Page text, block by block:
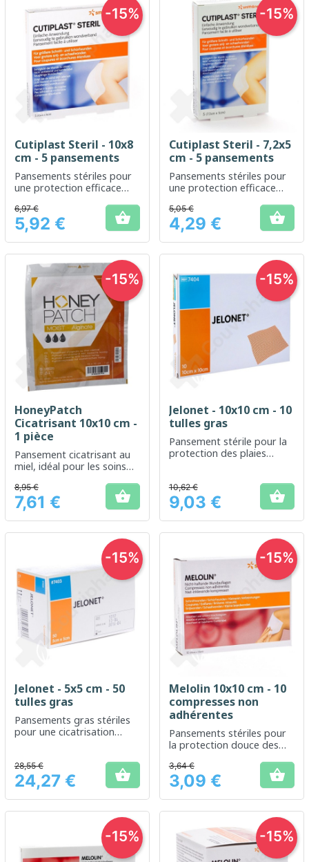
Cutiplast Steril - 10x8
cm - 5 pansements
Pansements stériles pour
une protection efficace
Prix
6,97 €
5,92 € 
-15%
Cutiplast Steril - 7,2x5
cm - 5 pansements
Pansements stériles pour
une protection efficace
Prix
5,05 €
4,29 € 
-15%
HoneyPatch
Cicatrisant 10x10 cm -
1 pièce
Pansement cicatrisant au
miel, idéal pour les soins
Prix
8,95 €
7,61 € 
-15%
Jelonet - 10x10 cm - 10
tulles gras
Pansement stérile pour la
protection des plaies
Prix
10,62 €
9,03 € 
-15%
Jelonet - 5x5 cm - 50
tulles gras
Pansements gras stériles
pour une cicatrisation
Prix
28,55 €
24,27 € 
-15%
Melolin 10x10 cm - 10
compresses non
adhérentes
Pansements stériles pour
la protection douce des
Prix
3,64 €
3,09 € 
-15%
-15% -15%